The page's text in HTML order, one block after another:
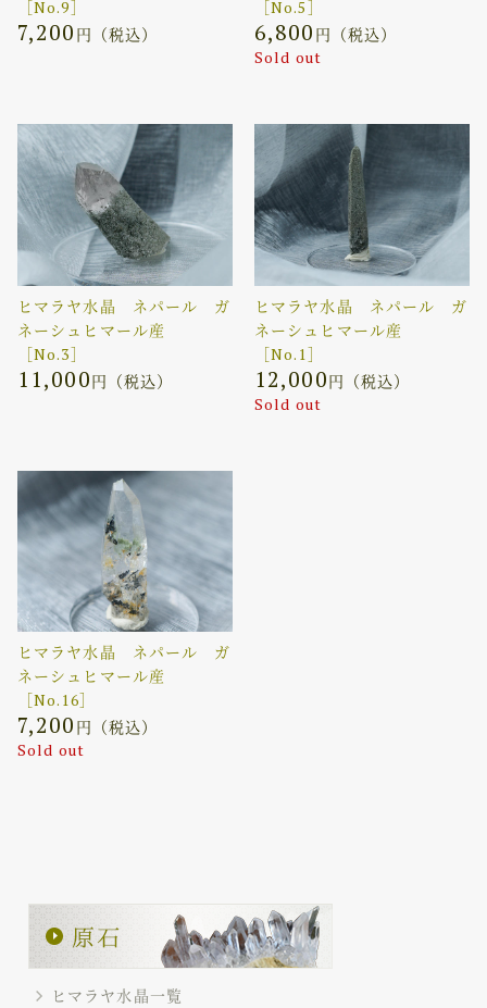
［No.9］
7,200 円（税込）
［No.5］
6,800 円（税込）
Sold out
ヒマラヤ水晶 ネパール ガ
ネーシュヒマール産
［No.3］
11,000円（税込）
ヒマラヤ水晶 ネパール ガ
ネーシュヒマール産
［No.1］
12,000円（税込）
Sold out
ヒマラヤ水晶 ネパール ガ
ネーシュヒマール産
［No.16］
7,200 円（税込）
Sold out
ヒマラヤ水晶一覧